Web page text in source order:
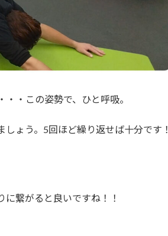
・この姿勢で、ひと呼吸。
ょう。5回ほど繰り返せば十分です！
繋がると良いですね！！